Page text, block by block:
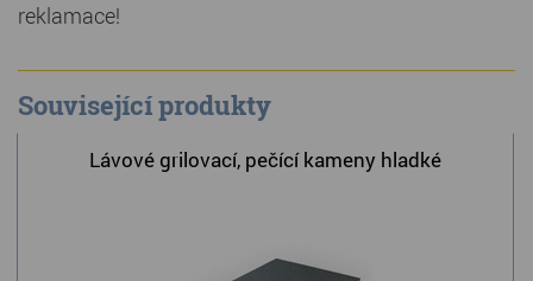
reklamace!
Související produkty
Lávové grilovací, pečící kameny hladké